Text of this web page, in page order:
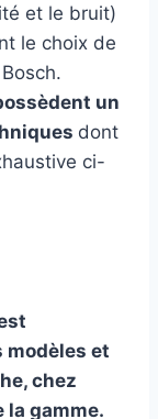
et le bruit)
le choix de
un
dont
ci-
modèles et
chez
la gamme.